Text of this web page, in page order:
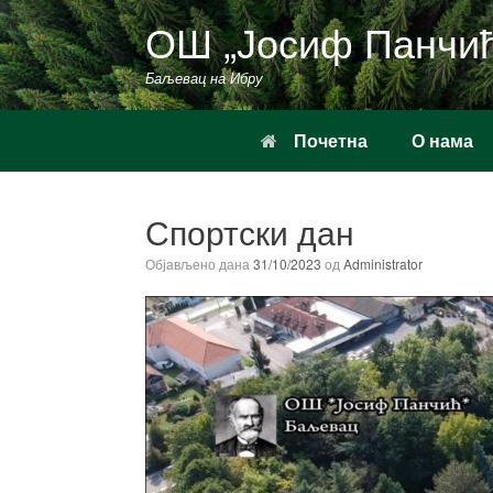
Пређи
на
садржај
ОШ „Јосиф
Баљевац на Ибру
Почетна О нама
Спортски дан
Објављено дана 31/10/2023 од Administrator